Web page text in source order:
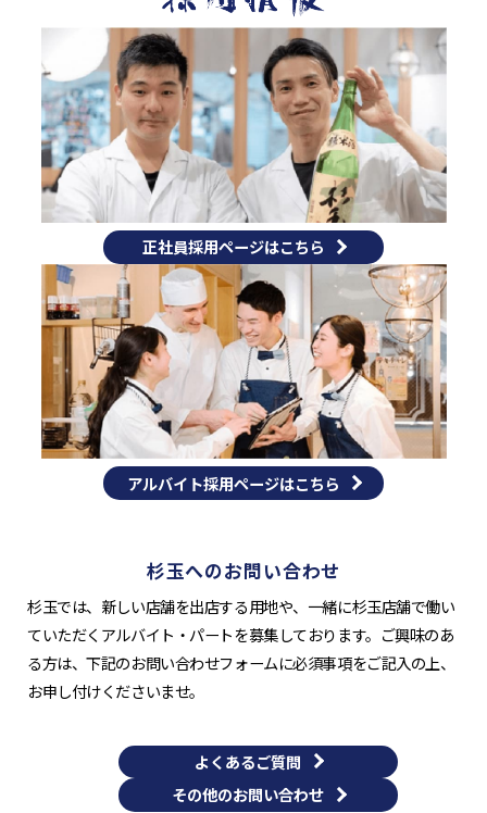
正社員採用ページはこちら
アルバイト採用ページはこちら
杉玉へのお問い合わせ
杉玉では、新しい店舗を出店する用地や、一緒に杉玉店舗で働い
ていただくアルバイト・パートを募集しております。ご興味のあ
る方は、下記のお問い合わせフォームに必須事項をご記入の上、
お申し付けくださいませ。
よくあるご質問
その他のお問い合わせ